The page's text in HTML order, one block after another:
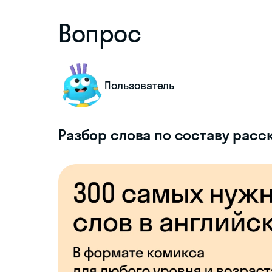
Вопрос
Пользователь
Разбор слова по составу